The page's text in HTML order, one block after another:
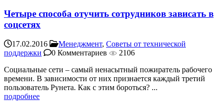
Четыре способа отучить сотрудников зависать в
соцсетях
17.02.2016 Менеджмент, Советы от технической
поддержки
0 Комментариев
2106
Социальные сети – самый ненасытный пожиратель рабочего
времени. В зависимости от них признается каждый третий
пользователь Рунета. Как с этим бороться? ...
подробнее